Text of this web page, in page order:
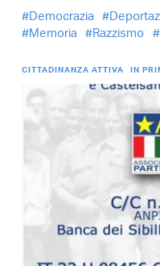
Democrazia
Memoria
Razzismo
CITTADINANZA ATTIVA IN